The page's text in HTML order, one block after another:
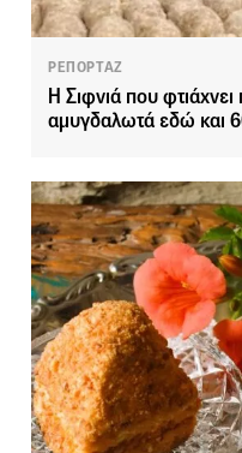
ΡΕΠΟΡΤΑΖ
Η Σιφνιά που
αμυγδαλωτά εδώ και